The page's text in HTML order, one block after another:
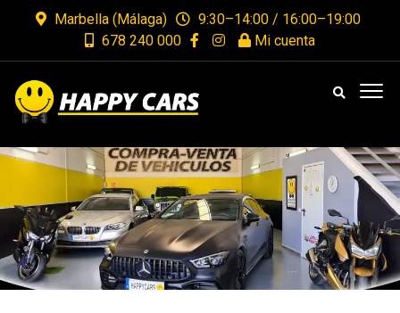
Marbella (Málaga)
9:30–14:00 / 16:00–19:00
678 240 000
Mi cuenta